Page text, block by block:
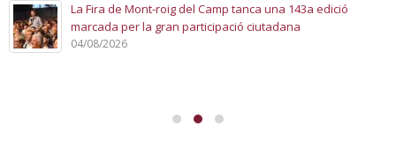
La Fira de Mont-roig del Camp tanca una 143a edició
marcada per la gran participació ciutadana
04/08/2026